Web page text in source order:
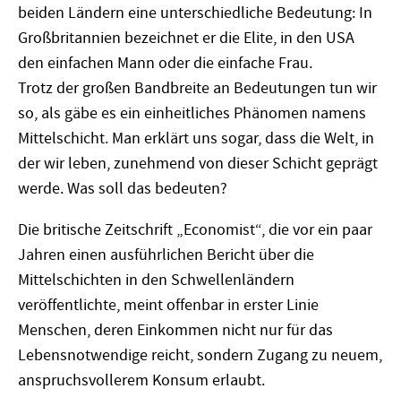
beiden Ländern eine unterschiedliche Bedeutung: In
Großbritannien bezeichnet er die Elite, in den USA
den einfachen Mann oder die einfache Frau.
Trotz der großen Bandbreite an Bedeutungen tun wir
so, als gäbe es ein einheitliches Phänomen namens
Mittelschicht. Man erklärt uns sogar, dass die Welt, in
der wir leben, zunehmend von dieser Schicht geprägt
werde. Was soll das bedeuten?
Die britische Zeitschrift „Economist“, die vor ein paar
Jahren einen ausführlichen Bericht über die
Mittelschichten in den Schwellenländern
veröffentlichte, meint offenbar in erster Linie
Menschen, deren Einkommen nicht nur für das
Lebensnotwendige reicht, sondern Zugang zu neuem,
anspruchsvollerem Konsum erlaubt.